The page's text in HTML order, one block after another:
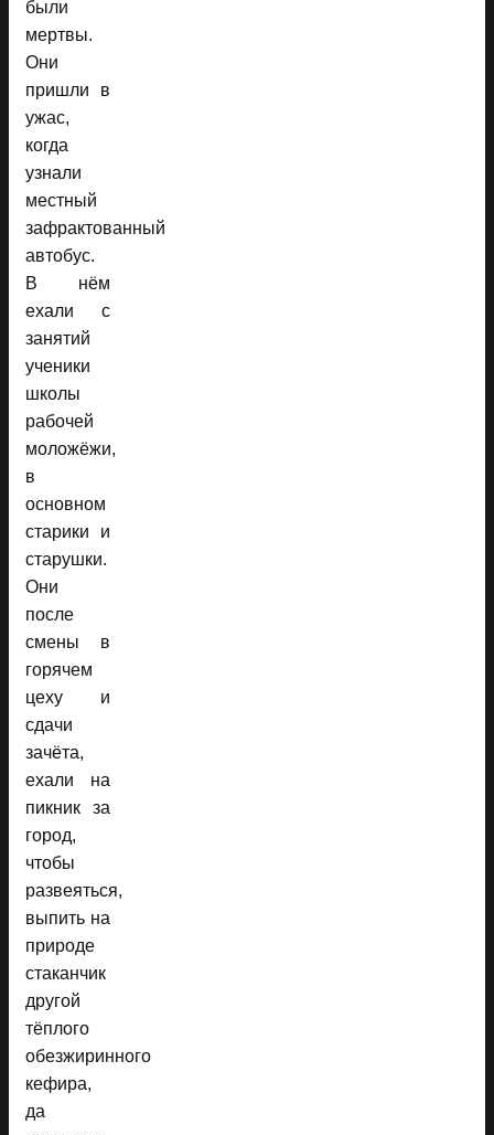
были
мертвы.
Они
пришли в
ужас,
когда
узнали
местный
зафрактованный
автобус.
В нём
ехали с
занятий
ученики
школы
рабочей
моложёжи,
в
основном
старики и
старушки.
Они
после
смены в
горячем
цеху и
сдачи
зачёта,
ехали на
пикник за
город,
чтобы
развеяться,
выпить на
природе
стаканчик
другой
тёплого
обезжиринного
кефира,
да